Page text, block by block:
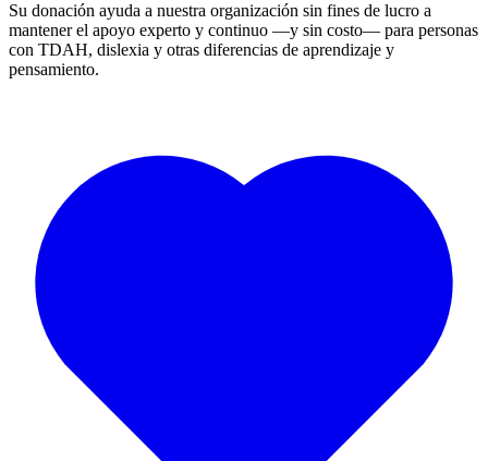
Su donación ayuda a nuestra organización sin fines de lucro a
mantener el apoyo experto y continuo —y sin costo— para personas
con TDAH, dislexia y otras diferencias de aprendizaje y
pensamiento.